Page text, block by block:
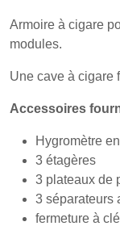
Armoire à cigare
modules.
Une cave à cigare
Accessoires
Hygromètre
3 étagères
3 plateaux de
3 séparateurs
fermeture à clé